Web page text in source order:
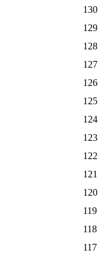
130
129
128
127
126
125
124
123
122
121
120
119
118
117